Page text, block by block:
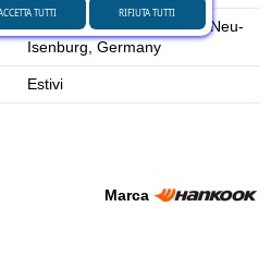
Siemensstraße 14, 63263 Neu-
Isenburg, Germany
Estivi
Marca
RIFIUTA TUTTI
TUTTI